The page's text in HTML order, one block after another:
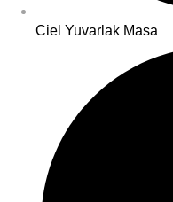
Ciel Yuvarlak Masa